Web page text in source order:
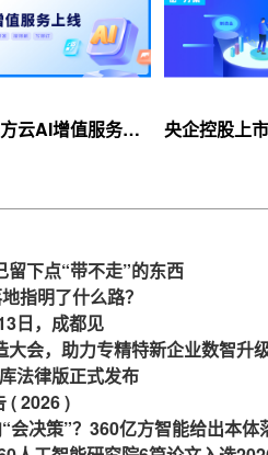
云AI增值服务上
央企控股上
下点“带不走”的东西
指明了什么路？
日，成都见
会，助力专精特新企业数智升
法律版正式发布
( 2026 )
决策”？360亿方智能给出本体